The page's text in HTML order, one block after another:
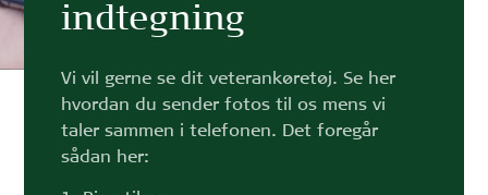
indtegning
Vi vil gerne se dit veterankøretøj. Se her
hvordan du sender fotos til os mens vi
taler sammen i telefonen. Det foregår
sådan her: